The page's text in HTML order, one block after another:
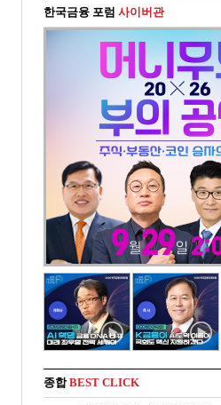
한국금융 포럼 사이버관
종합BEST CLICK